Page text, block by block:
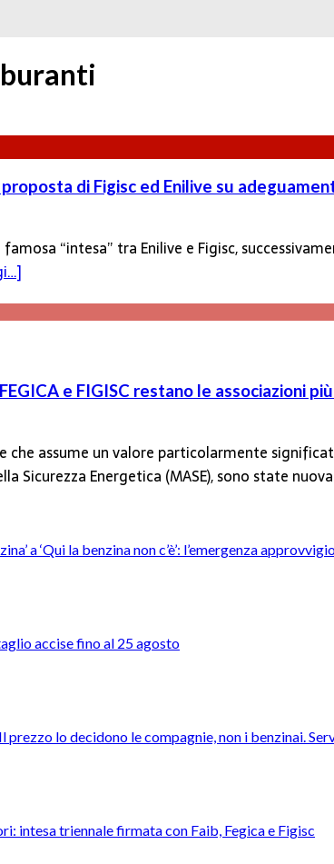
di Figisc ed Enilive su
“intesa” tra Enilive e Figisc,
e FIGISC restano le associazioni
che assume un valore particolarmente
Sicurezza Energetica (MASE), sono state
a ‘Qui la benzina non c’è’: l’emergenza
accise fino al 25 agosto
prezzo lo decidono le compagnie, non i benzinai.
intesa triennale firmata con Faib, Fegica e Figisc